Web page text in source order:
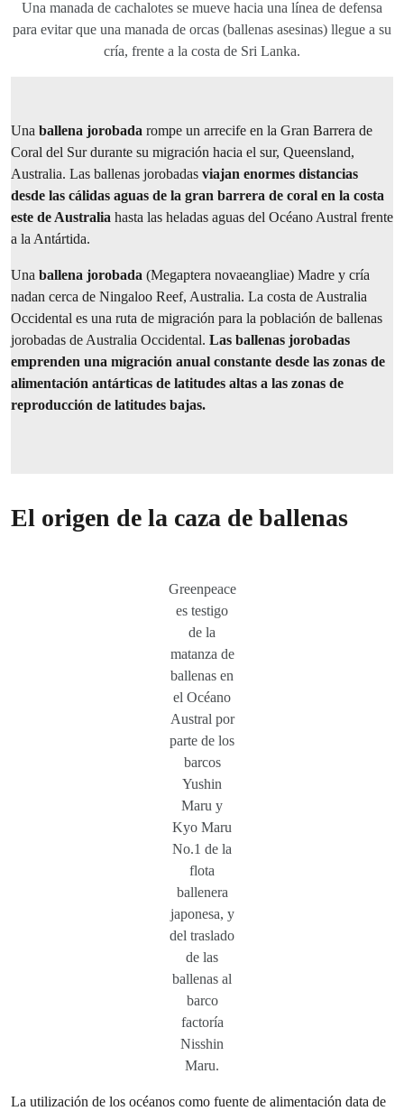
Una manada de cachalotes se mueve hacia una línea de defensa
para evitar que una manada de orcas (ballenas asesinas) llegue a su
cría, frente a la costa de Sri Lanka.
Una ballena jorobada rompe un arrecife en la Gran Barrera de
Coral del Sur durante su migración hacia el sur, Queensland,
Australia. Las ballenas jorobadas viajan enormes distancias
desde las cálidas aguas de la gran barrera de coral en la costa
este de Australia hasta las heladas aguas del Océano Austral frente
a la Antártida.
Una ballena jorobada (Megaptera novaeangliae) Madre y cría
nadan cerca de Ningaloo Reef, Australia. La costa de Australia
Occidental es una ruta de migración para la población de ballenas
jorobadas de Australia Occidental. Las ballenas jorobadas
emprenden una migración anual constante desde las zonas de
alimentación antárticas de latitudes altas a las zonas de
reproducción de latitudes bajas.
El origen de la caza de ballenas
Greenpeace
es testigo
de la
matanza de
ballenas en
el Océano
Austral por
parte de los
barcos
Yushin
Maru y
Kyo Maru
No.1 de la
flota
ballenera
japonesa, y
del traslado
de las
ballenas al
barco
factoría
Nisshin
Maru.
La utilización de los océanos como fuente de alimentación data de